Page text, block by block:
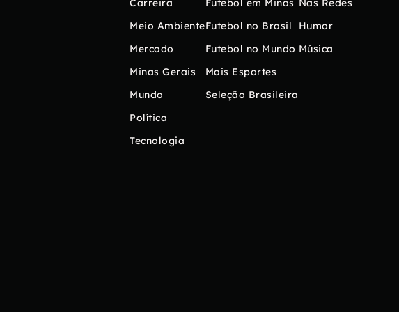
Carreira
Meio Ambiente
Mercado
Minas Gerais
Mundo
Política
Tecnologia
Futebol em Minas
Futebol no Brasil
Futebol no Mundo
Mais Esportes
Seleção Brasileira
Nas Redes
Humor
Música